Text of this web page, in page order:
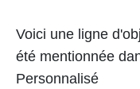
Voici une ligne
été mentionnée
Personnalisé